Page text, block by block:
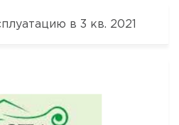
в 3 кв. 2021